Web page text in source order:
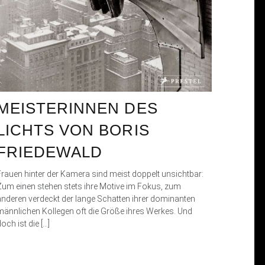
DES
VON BORIS
hinter der Kamera sind meist doppelt unsichtbar:
einen stehen stets ihre Motive im Fokus, zum
verdeckt der lange Schatten ihrer dominanten
Kollegen oft die Größe ihres Werkes. Und
ist die […]